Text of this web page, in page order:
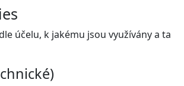
účelu, k jakému jsou využívány a ta